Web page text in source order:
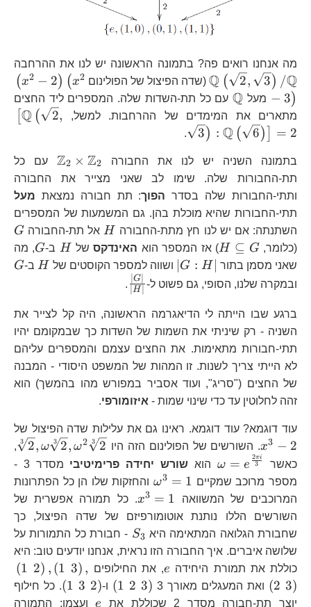
מה אנחנו רואים פה? בתמונה הראשונה יש לנו את ההרחבה
Q ( 2, 3) /Q (שדה הפיצול של הפולינום (x2 − 2) (x2
− 3) מעל \mathbb{Q} Qעם כל תת-השדות שלה. המספרים ליד החצים
מתארים את המימדים של ההרחבות. למשל,
[Q ( 2,
3) : Q ( 6) = 2
.
בתמונה השניה יש לנו את החבורה Z2 × Z2
עם כל
תת-החבורות שלה. שימו לב שאני מצייר את החבורה
ותתי-החבורות שלה בסדר הפוך: תת חבורה נמצאת מעל
תתי-החבורות שהיא מוכלת בהן. גם המשמעות של המספרים
השתנתה: אם יש לנו חץ מתת-החבורה
H
H אל תת-החבורה G
(כלומר,
H\subseteq
G
H ⊆ G ) אז המספר הוא האינדקסשל H
H ב- G
G, מה
שאני מסמן בתור\left|G:H\right|
∣G : H ∣ ושווה למספר הקוסטים של H
H ב-G
ובמקרה שלנו, הסופי, גם פשוט ל-
\frac{\left|G\right|}
∣H
∣G
.
ברגע שבו הייתה לי הדיאגרמה הראשונה, היה קל לצייר את
השניה - רק שיניתי את השמות של השדות כך שבמקומם יהיו
תתי-חבורות מתאימות. את החצים עצמם והמספרים עליהם
לא הייתי צריך לשנות. זו המהות של המשפט היסודי - המבנה
של החצים ("סריג", ועוד אסביר במפורש מהו בהמשך) הוא
זהה לחלוטין עד כדי שינוי שמות - איזומורפי.
עוד דוגמא? עוד דוגמא. ראינו גם את עלילות שדה הפיצול של
x3 − 2 . השורשים של הפולינום הזה היו 3 2, ω 3 2, ω2 3 2
,
כאשר
\omega=e^{\frac{2\pi
i}{3}}
ω = e 3
2πi
הוא שורש יחידה פרימיטיבי
מסדר 3 -
מספר מרוכב שמקיים
\omega^{3}=1
ω3 = 1
והחזקות שלו הן כל הפתרונות
המרוכבים של המשוואה
x^{3}=1
x3 = 1
. כל תמורה אפשרית של
השורשים הללו נותנת אוטומורפיזם של שדה הפיצול, כך
שחבורת הגלואה המתאימה היא
S_{3}
S3
- חבורת כל התמורות על
שלושה איברים. איך החבורה הזו נראית, אנחנו יודעים טוב: היא
כוללת את תמורת היחידה
e e, את החילופים (1 2) , (1 3) ,
(2 3) ואת המעגלים מאורך 3
\left(1\
2\
(1 2 3) ו-
\left(1\
3\
(1 3 2)
. כל חילוף
יוצר תת-חבורה מסדר 2 שכוללת את
eועצמו; התמורה